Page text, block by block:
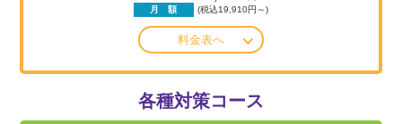
月 額 (税込19,910円～)
料金表へ
各種対策コース